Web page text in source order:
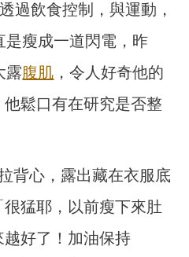
過飲食控制，與運動，
是瘦成一道閃電，昨
露腹肌 ，令人好奇他的
鬆口有在研究是否整
背心，露出藏在衣服底
猛耶，以前瘦下來肚
好了！加油保持